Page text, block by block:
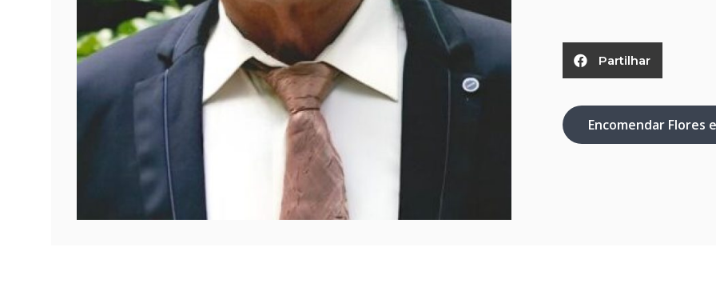
Partilhar
Encomendar Flores